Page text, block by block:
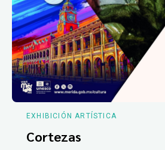
EXHIBICIÓN ARTÍSTICA
Cortezas